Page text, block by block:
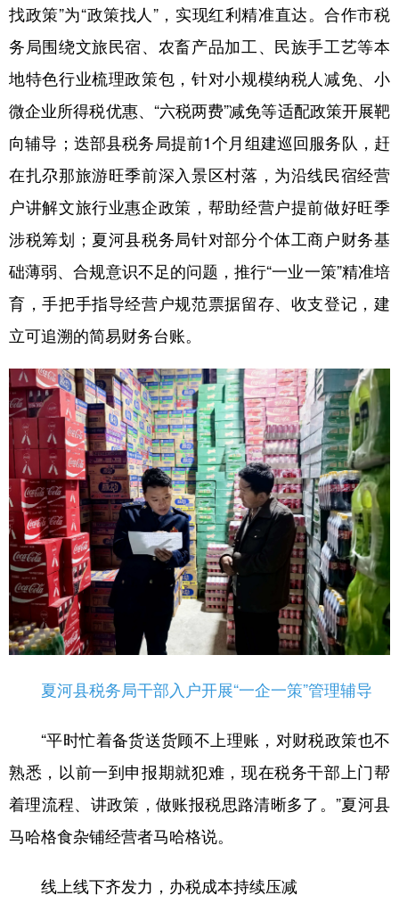
找政策”为“政策找人”，实现红利精准直达。合作市税
务局围绕文旅民宿、农畜产品加工、民族手工艺等本
地特色行业梳理政策包，针对小规模纳税人减免、小
微企业所得税优惠、“六税两费”减免等适配政策开展靶
向辅导；迭部县税务局提前1个月组建巡回服务队，赶
在扎尕那旅游旺季前深入景区村落，为沿线民宿经营
户讲解文旅行业惠企政策，帮助经营户提前做好旺季
涉税筹划；夏河县税务局针对部分个体工商户财务基
础薄弱、合规意识不足的问题，推行“一业一策”精准培
育，手把手指导经营户规范票据留存、收支登记，建
立可追溯的简易财务台账。
夏河县税务局干部入户开展“一企一策”管理辅导
“平时忙着备货送货顾不上理账，对财税政策也不
熟悉，以前一到申报期就犯难，现在税务干部上门帮
着理流程、讲政策，做账报税思路清晰多了。”夏河县
马哈格食杂铺经营者马哈格说。
线上线下齐发力，办税成本持续压减